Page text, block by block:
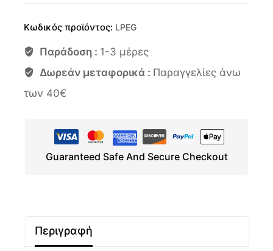
Κωδικός προϊόντος: LPEG
Παράδοση : 1-3 μέρες
Δωρεάν μεταφορικά : Παραγγελίες άνω
των 40€
Guaranteed Safe And Secure Checkout
Περιγραφή